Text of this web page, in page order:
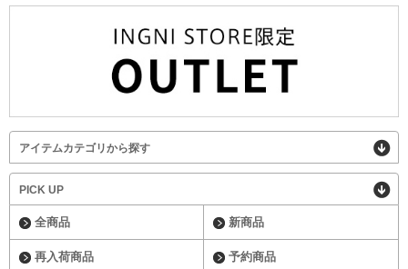
アイテムカテゴリから探す
PICK UP
全商品 新商品
再入荷商品 予約商品